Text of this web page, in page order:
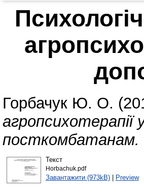
Горбачук Ю. О.
агропсихотерапії
посткомбатанам.
Текст
Horbachuk.pdf
Завантажити (973kB)| Preview